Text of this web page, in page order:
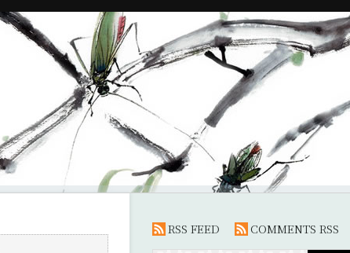
RSS FEED COMMENTS RSS